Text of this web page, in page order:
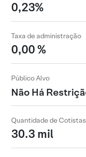
0,23%
Taxa de administração
0,00 %
Público Alvo
Não Há
Quantidade de Cotistas
30.3 mil